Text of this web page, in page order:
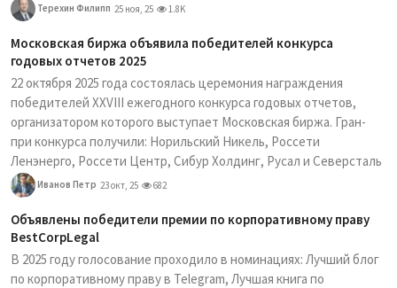
Терехин Филипп 25 ноя, 25 1.8K
Московская биржа объявила победителей конкурса
годовых отчетов 2025
22 октября 2025 года состоялась церемония награждения
победителей XXVIII ежегодного конкурса годовых отчетов,
организатором которого выступает Московская биржа. Гран-
при конкурса получили: Норильский Никель, Россети
Ленэнерго, Россети Центр, Сибур Холдинг, Русал и Северсталь
Иванов Петр 23 окт, 25 682
Объявлены победители премии по корпоративному праву
BestCorpLegal
В 2025 году голосование проходило в номинациях: Лучший блог
по корпоративному праву в Telegram, Лучшая книга по